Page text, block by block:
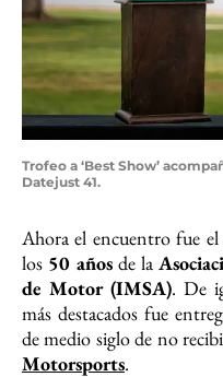
Trofeo a ‘Best Show’
Datejust 41.
Ahora el encuentro fue
los 50 añosde la
de Motor (IMSA). De
más destacados fue
de medio siglo de no
Motorsports.